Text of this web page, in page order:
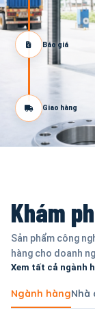
Báo giá
Giao hàng
Khám
Sản phẩm công
hàng cho doanh
Xem tất cả ngành
Ngành hàngNhà